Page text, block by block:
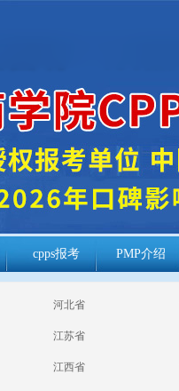
cpps报考 PMP介绍
河北省
江苏省
江西省